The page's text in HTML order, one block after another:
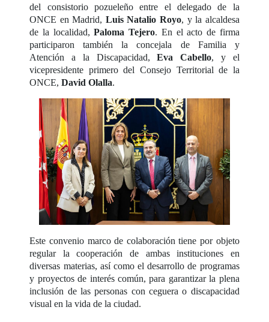
del consistorio pozueleño entre el delegado de la
ONCE en Madrid, Luis Natalio Royo, y la alcaldesa
de la localidad,Paloma Tejero. En el acto de firma
participaron también la concejala de Familia y
Atención a la Discapacidad,Eva Cabello, y el
vicepresidente primero del Consejo Territorial de la
ONCE,David Olalla.
Este convenio marco de colaboración tiene por objeto
regular la cooperación de ambas instituciones en
diversas materias, así como el desarrollo de programas
y proyectos de interés común, para garantizar la plena
inclusión de las personas con ceguera o discapacidad
visual en la vida de la ciudad.